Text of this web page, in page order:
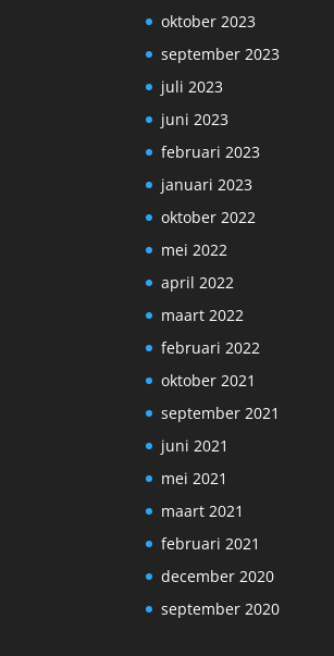
oktober 2023
september 2023
juli 2023
juni 2023
februari 2023
januari 2023
oktober 2022
mei 2022
april 2022
maart 2022
februari 2022
oktober 2021
september 2021
juni 2021
mei 2021
maart 2021
februari 2021
december 2020
september 2020